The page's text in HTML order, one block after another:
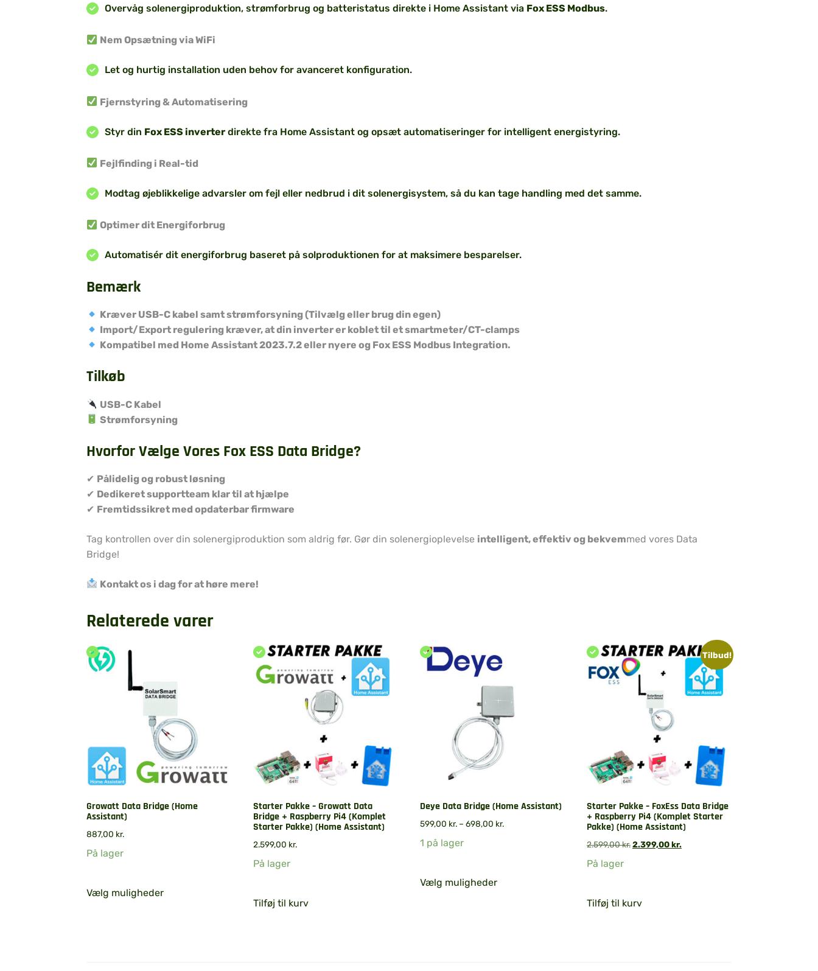
Overvåg solenergiproduktion, strømforbrug og batteristatus direkte i Home Assistant via Fox ESS Modbus.
Nem Opsætning via WiFi
Let og hurtig installation uden behov for avanceret konfiguration.
Fjernstyring & Automatisering
Styr din Fox ESS inverter direkte fra Home Assistant og opsæt automatiseringer for intelligent energistyring.
Fejlfinding i Real-tid
Modtag øjeblikkelige advarsler om fejl eller nedbrud i dit solenergisystem, så du kan tage handling med det samme.
Optimer dit Energiforbrug
Automatisér dit energiforbrug baseret på solproduktionen for at maksimere besparelser.
Bemærk
Kræver USB-C kabel samt strømforsyning (Tilvælg eller brug din egen)
Import/Export regulering kræver, at din inverter er koblet til et smartmeter/CT-clamps
Kompatibel med Home Assistant 2023.7.2 eller nyere og Fox ESS Modbus Integration.
Tilkøb
USB-C Kabel
Strømforsyning
Hvorfor Vælge Vores Fox ESS Data Bridge?
✔ Pålidelig og robust løsning
✔ Dedikeret supportteam klar til at hjælpe
✔ Fremtidssikret med opdaterbar firmware
Tag kontrollen over din solenergiproduktion som aldrig før. Gør din solenergioplevelse intelligent, effektiv og bekvemmed vores Data
Bridge!
Kontakt os i dag for at høre mere!
Relaterede varer
Growatt Data Bridge (Home
Assistant)
887,00 kr.
På lager
Vælg muligheder
Starter Pakke – Growatt Data
Bridge + Raspberry Pi4 (Komplet
Starter Pakke) (Home Assistant)
2.599,00 kr.
På lager
Tilføj til kurv
Deye Data Bridge (Home Assistant)
599,00 kr. – 698,00 kr.
1 på lager
Vælg muligheder
Tilbud!
Starter Pakke – FoxEss Data Bridge
+ Raspberry Pi4 (Komplet Starter
Pakke) (Home Assistant)
2.599,00kr.2.399,00kr.
På lager
Tilføj til kurv